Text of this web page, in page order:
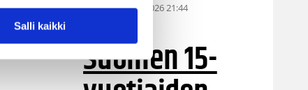
Salli kaikki
MU15 06.08.2026 21:44
Suomen 15-